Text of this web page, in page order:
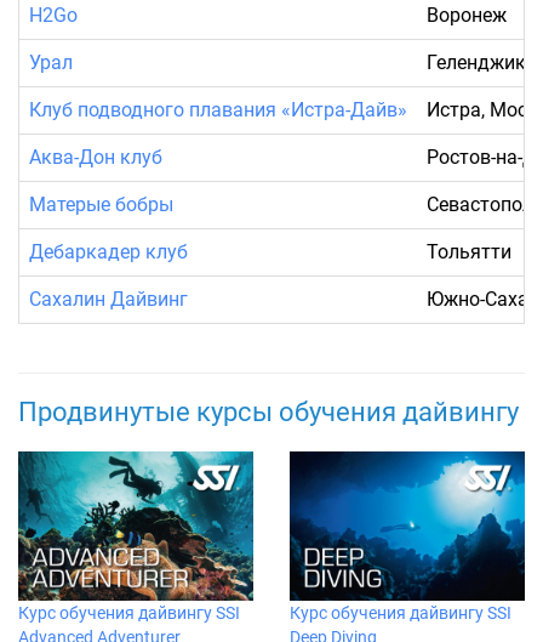
H2Go Воронеж
Урал Геленджик
Клуб подводного плавания «Истра-Дайв» Истра,
Аква-Дон клуб Ростов-на-
Матерые бобры Севастополь
Дебаркадер клуб Тольятти
Сахалин Дайвинг Южно-
Продвинутые курсы обучения дайвингу
Курс обучения дайвингу SSI
Advanced Adventurer
Курс обучения дайвингу SSI
Deep Diving